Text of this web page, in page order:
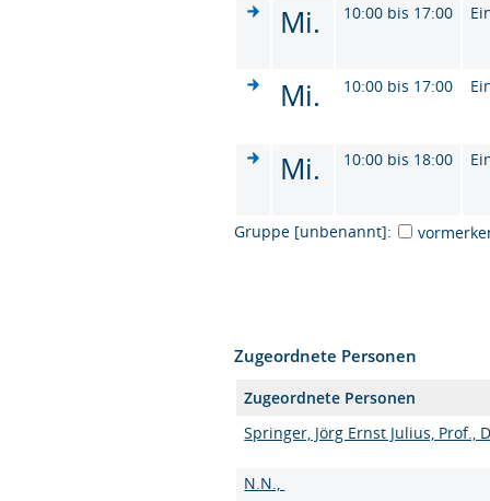
Mi. 10:00 bis 17:00
Mi. 10:00 bis 17:00
Mi. 10:00 bis 18:00
Gruppe [unbenannt]:
Zugeordnete Personen
Zugeordnete Personen
Springer, Jörg Ernst Julius, Prof.,
N.N.,